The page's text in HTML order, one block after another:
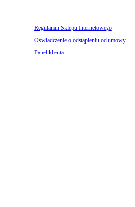
Regulamin Sklepu Internetowego
Oświadczenie o odstąpieniu od umowy
Panel klienta